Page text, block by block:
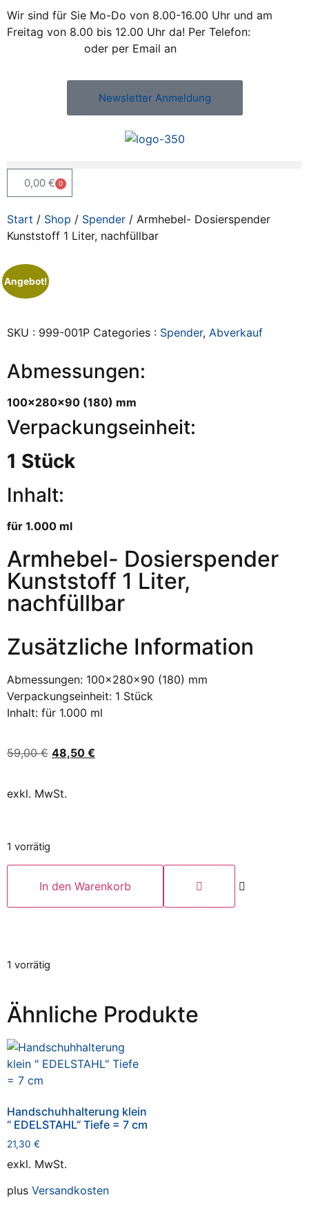
Wir sind für Sie Mo-Do von 8.00-16.00 Uhr und am
Freitag von 8.00 bis 12.00 Uhr da! Per Telefon:
oder per Email an
Newsletter Anmeldung
0,00 € 0
Start / Shop / Spender / Armhebel- Dosierspender
Kunststoff 1 Liter, nachfüllbar
Angebot!
SKU : 999-001P Categories : Spender, Abverkauf
Abmessungen:
100x280x90 (180) mm
Verpackungseinheit:
1 Stück
Inhalt:
für 1.000 ml
Armhebel- Dosierspender
Kunststoff 1 Liter,
nachfüllbar
Zusätzliche Information
Abmessungen: 100x280x90 (180) mm
Verpackungseinheit: 1 Stück
Inhalt: für 1.000 ml
59,00€ 48,50 €
exkl. MwSt.
1 vorrätig
In den Warenkorb
1 vorrätig
Ähnliche Produkte
Handschuhhalterung klein
“ EDELSTAHL“ Tiefe = 7 cm
21,30 €
exkl. MwSt.
plus Versandkosten